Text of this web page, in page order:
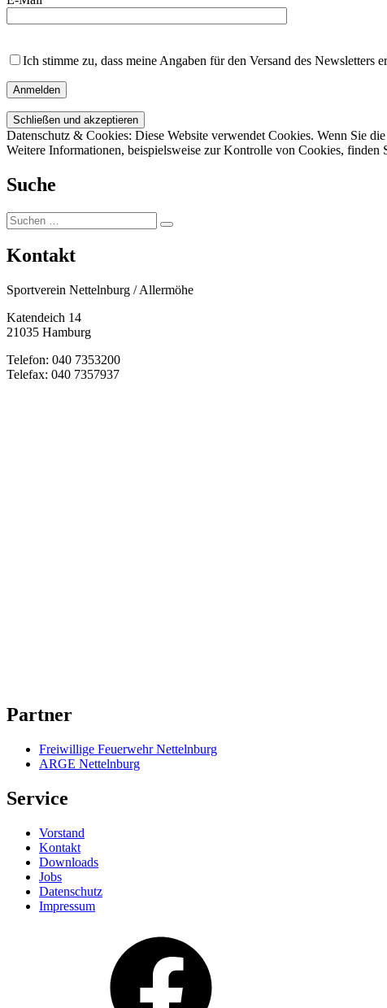
lasse
Feld
Ich stimme zu, dass meine Angaben für den Versand des
Datenschutz & Cookies: Diese Website verwendet Cookies. Wenn Sie
Weitere Informationen, beispielsweise zur Kontrolle von Cookies, finden
Suche
Suche
nach:
Suche
Kontakt
Sportverein Nettelnburg / Allermöhe
Katendeich 14
21035 Hamburg
Telefon: 040 7353200
Telefax: 040 7357937
Partner
Freiwillige Feuerwehr Nettelnburg
ARGE Nettelnburg
Service
Vorstand
Kontakt
Downloads
Jobs
Datenschutz
Impressum